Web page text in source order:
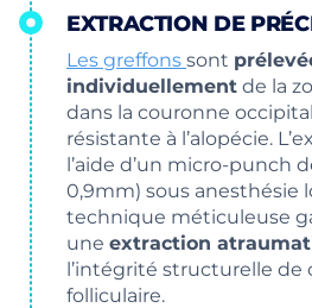
EXTRACTION DE
Les greffonssont
individuellementde la
dans la couronne
résistante à l’alopécie.
l’aide d’un micro-punch
0,9mm) sous anesthésie
technique méticuleuse
une extraction
l’intégrité structurelle de
folliculaire.